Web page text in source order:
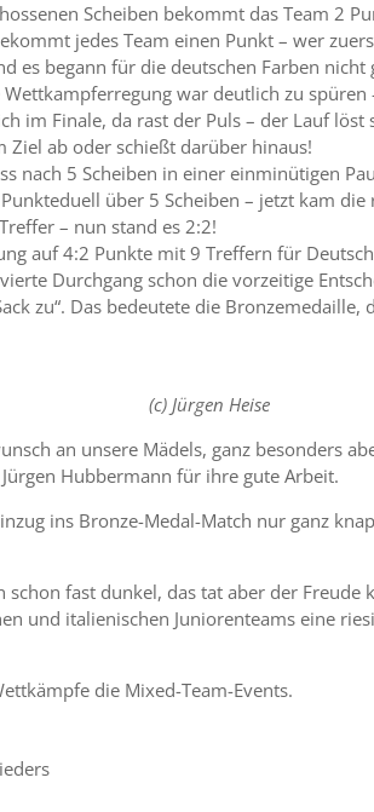
Scheiben bekommt das Team 2
jedes Team einen Punkt – wer
es begann für die deutschen Farben
war deutlich zu spüren
im Finale, da rast der Puls – der Lauf
Ziel ab oder schießt darüber hinaus!
nach 5 Scheiben in einer einminütigen
über 5 Scheiben – jetzt kam
– nun stand es 2:2!
auf 4:2 Punkte mit 9 Treffern für
Durchgang schon die vorzeitige
zu“. Das bedeutete die Bronzemedaille,
(c) Jürgen Heise
an unsere Mädels, ganz besonders
Hubbermann für ihre gute Arbeit.
ins Bronze-Medal-Match nur ganz
schon fast dunkel, das tat aber der
und italienischen Juniorenteams eine
die Mixed-Team-Events.